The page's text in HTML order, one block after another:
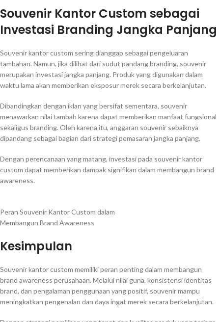
Souvenir Kantor Custom sebagai
Investasi Branding Jangka Panjang
Souvenir kantor custom sering dianggap sebagai pengeluaran
tambahan. Namun, jika dilihat dari sudut pandang branding, souvenir
merupakan investasi jangka panjang. Produk yang digunakan dalam
waktu lama akan memberikan eksposur merek secara berkelanjutan.
Dibandingkan dengan iklan yang bersifat sementara, souvenir
menawarkan nilai tambah karena dapat memberikan manfaat fungsional
sekaligus branding. Oleh karena itu, anggaran souvenir sebaiknya
dipandang sebagai bagian dari strategi pemasaran jangka panjang.
Dengan perencanaan yang matang, investasi pada souvenir kantor
custom dapat memberikan dampak signifikan dalam membangun brand
awareness.
Peran Souvenir Kantor Custom dalam
Membangun Brand Awareness
Kesimpulan
Souvenir kantor custom memiliki peran penting dalam membangun
brand awareness perusahaan. Melalui nilai guna, konsistensi identitas
brand, dan pengalaman penggunaan yang positif, souvenir mampu
meningkatkan pengenalan dan daya ingat merek secara berkelanjutan.